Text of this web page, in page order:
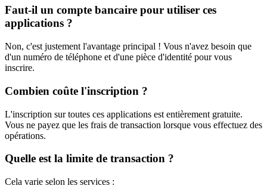
Faut-il un compte bancaire pour utiliser ces
applications ?
Non, c'est justement l'avantage principal ! Vous n'avez besoin que
d'un numéro de téléphone et d'une pièce d'identité pour vous
inscrire.
Combien coûte l'inscription ?
L'inscription sur toutes ces applications est entièrement gratuite.
Vous ne payez que les frais de transaction lorsque vous effectuez des
opérations.
Quelle est la limite de transaction ?
Cela varie selon les services :